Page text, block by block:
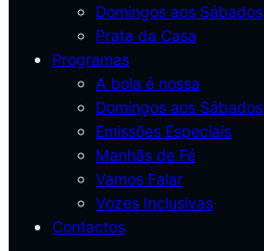
Domingos aos Sábados
Prata da Casa
Programas
A bola é nossa
Domingos aos Sábados
Emissões Especiais
Manhãs de Fé
Vamos Falar
Vozes Inclusivas
Contactos